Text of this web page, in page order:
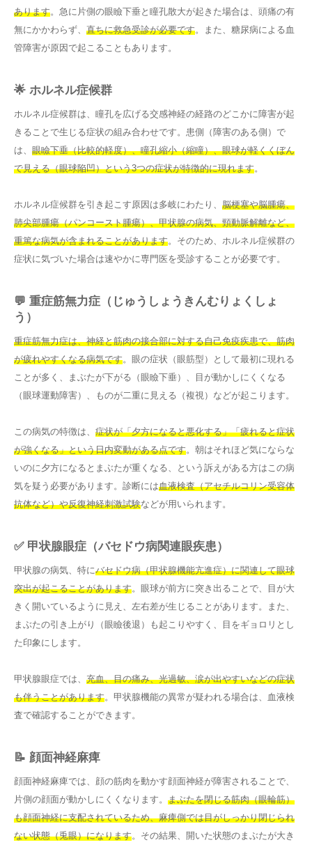
あります。急に片側の眼瞼下垂と瞳孔散大が起きた場合は、頭痛の有
無にかかわらず、 直ちに救急受診が必要です。また、糖尿病による血
管障害が原因で起こることもあります。
🌟 ホルネル症候群
ホルネル症候群は、瞳孔を広げる交感神経の経路のどこかに障害が起
きることで生じる症状の組み合わせです。患側（障害のある側）で
は、 眼瞼下垂（比較的軽度）、瞳孔縮小（縮瞳）、眼球が軽くくぼん
で見える（眼球陥凹）という3つの症状が特徴的に現れます。
ホルネル症候群を引き起こす原因は多岐にわたり、 脳梗塞や脳腫瘍、
肺尖部腫瘍（パンコースト腫瘍）、甲状腺の病気、頸動脈解離など、
重篤な病気が含まれることがあります。そのため、ホルネル症候群の
症状に気づいた場合は速やかに専門医を受診することが必要です。
💬 重症筋無力症（じゅうしょうきんむりょくしょ
う）
重症筋無力症は、神経と筋肉の接合部に対する自己免疫疾患で、筋肉
が疲れやすくなる病気です。眼の症状（眼筋型）として最初に現れる
ことが多く、まぶたが下がる（眼瞼下垂）、目が動かしにくくなる
（眼球運動障害）、ものが二重に見える（複視）などが起こります。
この病気の特徴は、 症状が「夕方になると悪化する」「疲れると症状
が強くなる」という日内変動がある点です。朝はそれほど気にならな
いのに夕方になるとまぶたが重くなる、という訴えがある方はこの病
気を疑う必要があります。診断には血液検査（アセチルコリン受容体
抗体など）や反復神経刺激試験などが用いられます。
✅ 甲状腺眼症（バセドウ病関連眼疾患）
甲状腺の病気、特にバセドウ病（甲状腺機能亢進症）に関連して眼球
突出が起こることがあります。眼球が前方に突き出ることで、目が大
きく開いているように見え、左右差が生じることがあります。また、
まぶたの引き上がり（眼瞼後退）も起こりやすく、目をギョロリとし
た印象にします。
甲状腺眼症では、 充血、目の痛み、光過敏、涙が出やすいなどの症状
も伴うことがあります。甲状腺機能の異常が疑われる場合は、血液検
査で確認することができます。
📝 顔面神経麻痺
顔面神経麻痺では、顔の筋肉を動かす顔面神経が障害されることで、
片側の顔面が動かしにくくなります。 まぶたを閉じる筋肉（眼輪筋）
も顔面神経に支配されているため、麻痺側では目がしっかり閉じられ
ない状態（兎眼）になります。その結果、開いた状態のまぶたが大き